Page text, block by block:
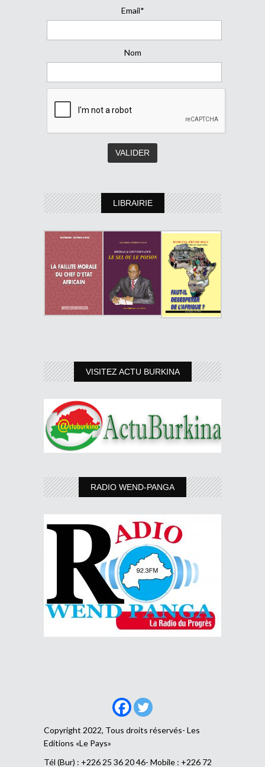
Email*
Nom
LIBRAIRIE
VISITEZ ACTU BURKINA
RADIO WEND-PANGA
Copyright 2022, Tous droits réservés- Les
Editions «Le Pays»
Tél (Bur) : +226 25 36 20 46- Mobile : +226 72